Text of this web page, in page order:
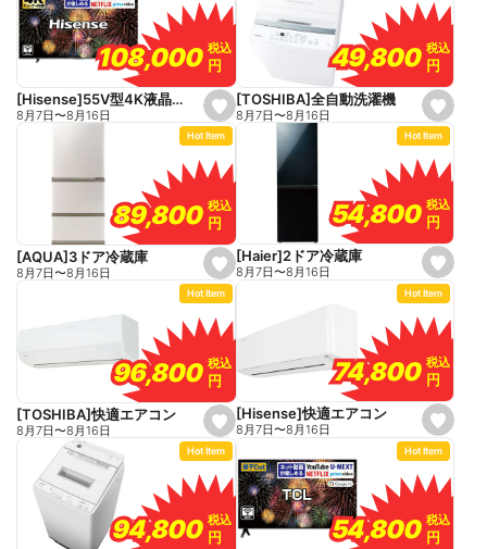
a
v
o
r
i
e
a
v
o
r
i
e
s
e
t
a
v
o
r
i
e
108,000
108,000 税込
税込
円
円
[Hisense]55V型4K液晶テレビ
8月7日〜8月16日
s
e
t
a
v
o
r
i
e
49,800
49,800 税込
税込
円
円
[TOSHIBA]全自動洗濯機
8月7日〜8月16日
s
e
t
a
v
o
r
i
e
Hot Item
89,800
89,800 税込
税込
円
円
[AQUA]3ドア冷蔵庫
8月7日〜8月16日
s
e
t
a
v
o
r
i
e
Hot Item
54,800
54,800 税込
税込
円
円
[Haier]2ドア冷蔵庫
8月7日〜8月16日
s
e
t
a
v
o
r
i
Hot Item
96,800
96,800 税込
税込
円
円
[TOSHIBA]快適エアコン
8月7日〜8月16日
s
e
t
a
v
o
r
i
Hot Item
74,800
74,800 税込
税込
円
円
[Hisense]快適エアコン
8月7日〜8月16日
Hot Item
94,800
94,800 税込
税込
円
円
Hot Item
54,800
54,800 税込
税込
円
円